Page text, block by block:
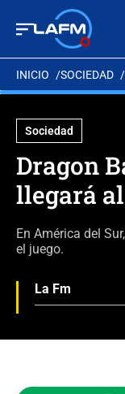
INICIO SOCIEDAD
Sociedad
Dragon
llegará
En América del
el juego.
La Fm